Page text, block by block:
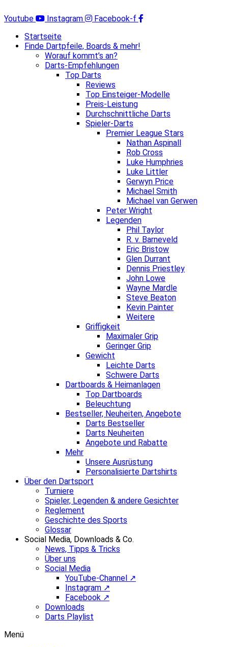
Inhalt
Youtube Instagram
Facebook-f
Startseite
Finde Dartpfeile, Boards & mehr!
Worauf kommt’s an?
Darts-Empfehlungen
Top Darts
Reviews
Top Einsteiger-Modelle
Preis-Leistung
Durchschnittliche Darts
Spieler-Darts
Premier League Stars
Nathan Aspinall
Rob Cross
Luke Humphries
Luke Littler
Gerwyn Price
Michael Smith
Michael van Gerwen
Peter Wright
Legenden
Phil Taylor
R. v. Barneveld
Eric Bristow
Glen Durrant
Dennis Priestley
John Lowe
Wayne Mardle
Steve Beaton
Kevin Painter
Weitere
Griffigkeit
Maximaler Grip
Geringer Grip
Gewicht
Leichte Darts
Schwere Darts
Dartboards & Heimanlagen
Top Dartboards
Beleuchtung
Bestseller, Neuheiten, Angebote
Darts Bestseller
Darts Neuheiten
Angebote und Rabatte
Mehr
Unsere Ausrüstung
Personalisierte Dartshirts
Über den Dartsport
Turniere
Spieler, Legenden & andere Gesichter
Reglement
Geschichte des Sports
Glossar
Social Media, Downloads & Co.
News, Tipps & Tricks
Über uns
Social Media
YouTube-Channel ↗
Instagram ↗
Facebook ↗
Downloads
Darts Playlist
Menü